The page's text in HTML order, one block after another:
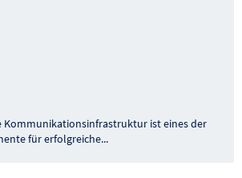
Kommunikationsinfrastruktur ist eines der
für erfolgreiche...